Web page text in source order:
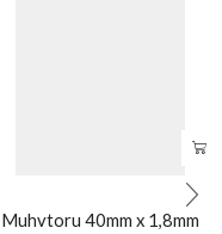
Muhvtoru 40mm x 1,8mm